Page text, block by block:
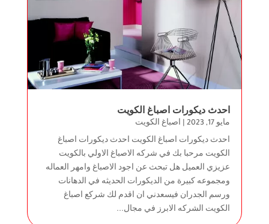
احدث ديكورات اصباغ الكويت
مايو 17, 2023 | اصباغ الكويت
احدث ديكورات اصباغ الكويت احدث ديكورات اصباغ
الكويت مرحبا بك في شركه الاصباغ الاولي بالكويت
عزيزي العميل هل تبحث عن اجود الاصباغ وامهر العماله
ومجموعه كبيرة من الديكورات الحديثه في الدهانات
ورسم الجدران فيسعدني ان اقدم لك شركع اصباغ
الكويت الشركه الابرز في مجال...